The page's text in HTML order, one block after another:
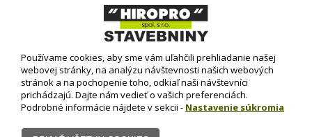
O nás
O spoločnosti
Kontakt
Používame cookies, aby sme vám uľahčili prehliadanie našej
webovej stránky, na analýzu návštevnosti našich webových
stránok a na pochopenie toho, odkiaľ naši návštevníci
prichádzajú. Dajte nám vedieť o vašich preferenciách.
Podrobné informácie nájdete v sekcii - Nastavenie súkromia